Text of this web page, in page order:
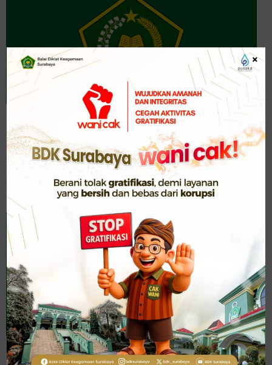
Kemenag Siapkan 90 Buku PAI dan Bahasa Arab MI
sampai MA, Bisa Unduh di sini!
Kementerian Agama telah menyiapkan 90 buku Pendidikan
Agama Islam (PAI)...
Baca Selengkapnya
Akuntabilitas Tak Berhenti di Atas Kertas, BDK
×